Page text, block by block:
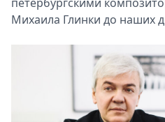
Михаила Глинки до наших